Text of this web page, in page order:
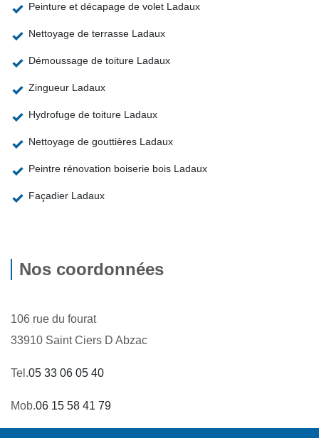
Peinture et décapage de volet Ladaux
Nettoyage de terrasse Ladaux
Démoussage de toiture Ladaux
Zingueur Ladaux
Hydrofuge de toiture Ladaux
Nettoyage de gouttières Ladaux
Peintre rénovation boiserie bois Ladaux
Façadier Ladaux
Nos coordonnées
106 rue du fourat
33910 Saint Ciers D Abzac
Tel.05 33 06 05 40
Mob.06 15 58 41 79